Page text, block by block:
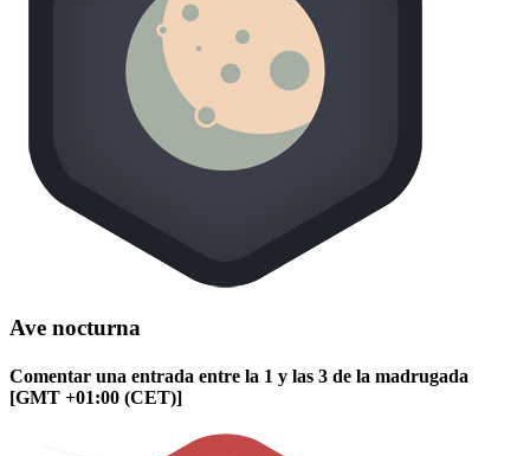
Ave nocturna
Comentar una entrada entre la 1 y las 3 de la madrugada
[GMT +01:00 (CET)]